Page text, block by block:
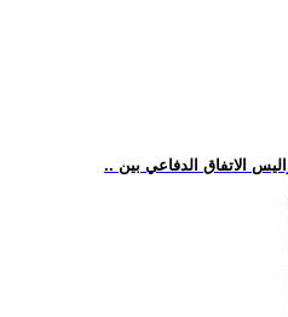
الاتفاق الدفاعي بين